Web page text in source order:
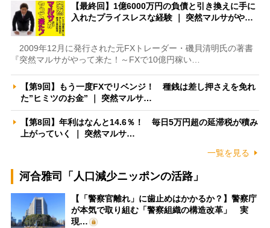
【最終回】1億6000万円の負債と引き換えに手に
入れたプライスレスな経験 ｜ 突然マルサがや…
2009年12月に発行された元FXトレーダー・磯貝清明氏の著書
『突然マルサがやって来た！～FXで10億円稼い…
【第9回】もう一度FXでリベンジ！ 種銭は差し押さえを免れ
た”ヒミツのお金” ｜ 突然マルサ…
【第8回】年利はなんと14.6％！ 毎日5万円超の延滞税が積み
上がっていく ｜ 突然マルサ…
一覧を見る
河合雅司「人口減少ニッポンの活路」
【「警察官離れ」に歯止めはかかるか？】警察庁
が本気で取り組む「警察組織の構造改革」 実
現…